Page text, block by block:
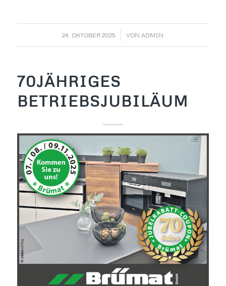
24. OKTOBER 2025
/ VON ADMIN
70JÄHRIGES
BETRIEBSJUBILÄUM